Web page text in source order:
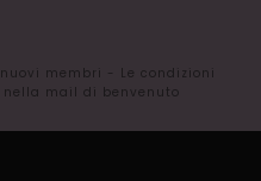
membri - Le condizioni
mail di benvenuto